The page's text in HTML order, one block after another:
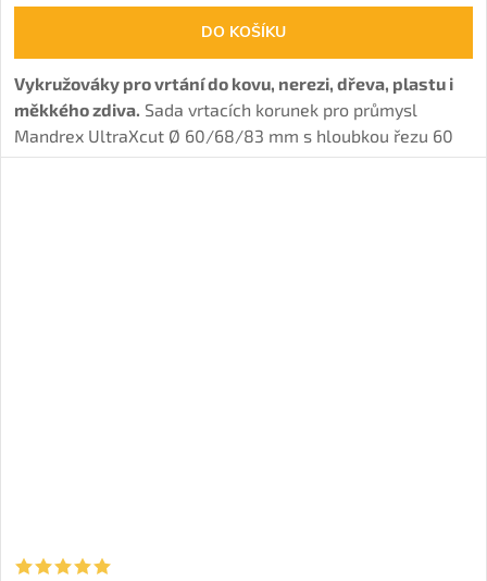
DO KOŠÍKU
Vykružováky pro vrtání do kovu, nerezi, dřeva, plastu i
měkkého zdiva. Sada vrtacích korunek pro průmysl
Mandrex UltraXcut Ø 60/68/83 mm s hloubkou řezu 60
mm nabízíčistý, rychlý a přesný řez.